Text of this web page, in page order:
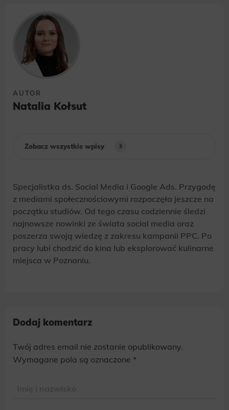
marketingowej może być przeze mnie wycofana
w dowolnym czasie, poprzez kontakt z Działem
Obsługi Klienta tel. 22 457 30 95 lub email
kontakt@wenet.pl bez wpływu na zgodność z
prawem przetwarzania, którego dokonano na
podstawie zgody przed jej cofnięciem.
AUTOR
Natalia Kołsut
Zobacz wszystkie wpisy 3
Specjalistka ds. Social Media i Google Ads. Przygodę
z mediami społecznościowymi rozpoczęła jeszcze na
początku studiów. Od tego czasu codziennie śledzi
najnowsze nowinki ze świata social media oraz
poszerza swoją wiedzę z zakresu kampanii PPC. Po
pracy lubi chodzić do kina lub eksplorować kulinarne
miejsca w Poznaniu.
Dodaj komentarz
Twój adres email nie zostanie opublikowany.
Wymagane pola są oznaczone *
Alternative: